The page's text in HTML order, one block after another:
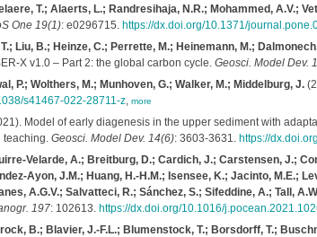
T.; Alaerts, L.; Randresihaja, N.R.; Mohammed, A.V.;
One 19(1): e0296715. https://dx.doi.org/10.1371/
Liu, B.; Heinze, C.; Perrette, M.; Heinemann, M.;
X v1.0 – Part 2: the global carbon cycle. Geosci. Model Dev.
P.; Wolthers, M.; Munhoven, G.; Walker, M.; Middelburg, J.
s41467-022-28711-z, more
Model of early diagenesis in the upper sediment with
teaching. Geosci. Model Dev. 14(6): 3603-3631. https://
Velarde, A.; Breitburg, D.; Cardich, J.; Carstensen, J.;
Ayon, J.M.; Huang, H.-H.M.; Isensee, K.; Jacinto, M.E.;
A.G.V.; Salvatteci, R.; Sánchez, S.; Sifeddine, A.; Tall,
197: 102613. https://dx.doi.org/10.1016/
B.; Blavier, J.-F.L.; Blumenstock, T.; Borsdorff, T.;